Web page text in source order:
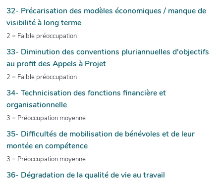
32- Précarisation des modèles économiques / manque de
visibilité à long terme
2 = Faible préoccupation
33- Diminution des conventions pluriannuelles d'objectifs
au profit des Appels à Projet
2 = Faible préoccupation
34- Technicisation des fonctions financière et
organisationnelle
3 = Préoccupation moyenne
35- Difficultés de mobilisation de bénévoles et de leur
montée en compétence
3 = Préoccupation moyenne
36- Dégradation de la qualité de vie au travail